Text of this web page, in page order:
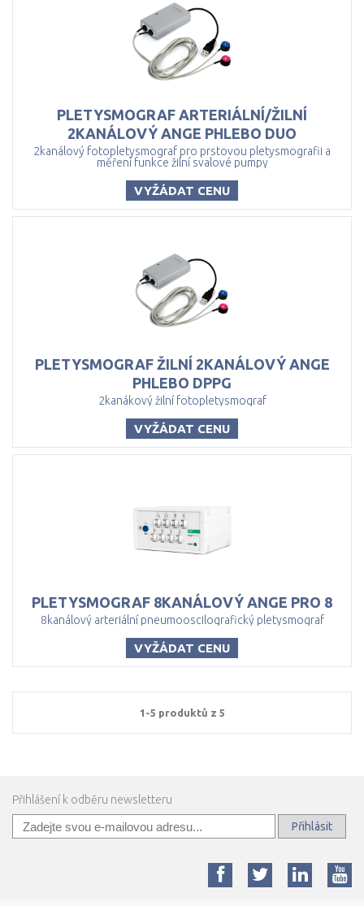
PLETYSMOGRAF ARTERIÁLNÍ/ŽILNÍ
2KANÁLOVÝ ANGE PHLEBO DUO
2kanálový fotopletysmograf pro prstovou pletysmografii a
měření funkce žilní svalové pumpy
VYŽÁDAT CENU
PLETYSMOGRAF ŽILNÍ 2KANÁLOVÝ ANGE
PHLEBO DPPG
2kanákový žilní fotopletysmograf
VYŽÁDAT CENU
PLETYSMOGRAF 8KANÁLOVÝ ANGE PRO 8
8kanálový arteriální pneumooscilografický pletysmograf
VYŽÁDAT CENU
1-5 produktů z 5
Přihlášení k odběru newsletteru
Přihlásit